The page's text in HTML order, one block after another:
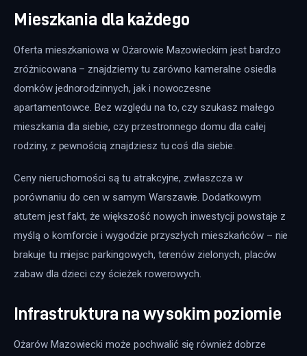
Mieszkania dla każdego
Oferta mieszkaniowa w Ożarowie Mazowieckim jest bardzo
zróżnicowana – znajdziemy tu zarówno kameralne osiedla
domków jednorodzinnych, jak i nowoczesne
apartamentowce. Bez względu na to, czy szukasz małego
mieszkania dla siebie, czy przestronnego domu dla całej
rodziny, z pewnością znajdziesz tu coś dla siebie.
Ceny nieruchomości są tu atrakcyjne, zwłaszcza w
porównaniu do cen w samym Warszawie. Dodatkowym
atutem jest fakt, że większość nowych inwestycji powstaje z
myślą o komforcie i wygodzie przyszłych mieszkańców – nie
brakuje tu miejsc parkingowych, terenów zielonych, placów
zabaw dla dzieci czy ścieżek rowerowych.
Infrastruktura na wysokim poziomie
Ożarów Mazowiecki może pochwalić się również dobrze